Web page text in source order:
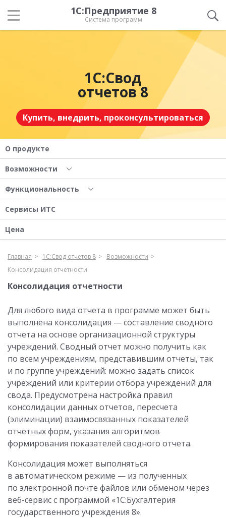
1С:Предприятие 8
Система программ
1С:Свод
отчетов 8
Купить, внедрить, проконсультироваться
О продукте
Возможности
Функциональность
Сервисы ИТС
Цена
Главная 1С:Свод отчетов 8
Возможности
Консолидация отчетности
Консолидация отчетности
Для любого вида отчета в программе может быть
выполнена консолидация — составление сводного
отчета на основе организационной структуры
учреждений. Сводный отчет можно получить как
по всем учреждениям, представившим отчеты, так
и по группе учреждений: можно задать список
учреждений или критерии отбора учреждений для
свода. Предусмотрена настройка правил
консолидации данных отчетов, пересчета
(элиминации) взаимосвязанных показателей
отчетных форм, указания алгоритмов
формирования показателей сводного отчета.
Консолидация может выполняться
в автоматическом режиме — из полученных
по электронной почте файлов или обменом через
веб-сервис с программой «1С:Бухгалтерия
государственного учреждения 8».